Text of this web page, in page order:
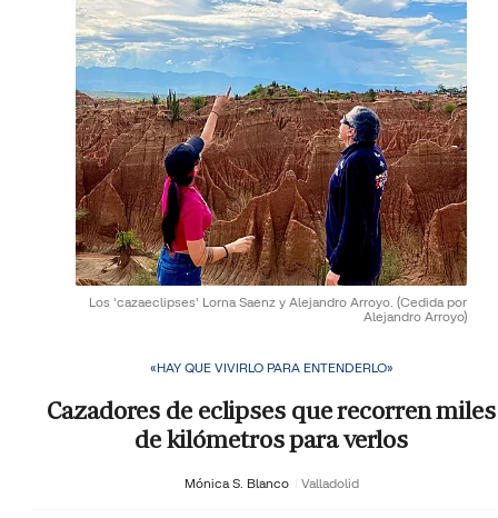
Los 'cazaeclipses' Lorna Saenz y Alejandro Arroyo. (Cedida por
Alejandro Arroyo)
«HAY QUE VIVIRLO PARA ENTENDERLO»
Cazadores de eclipses que recorren miles
de kilómetros para verlos
Mónica S. Blanco Valladolid